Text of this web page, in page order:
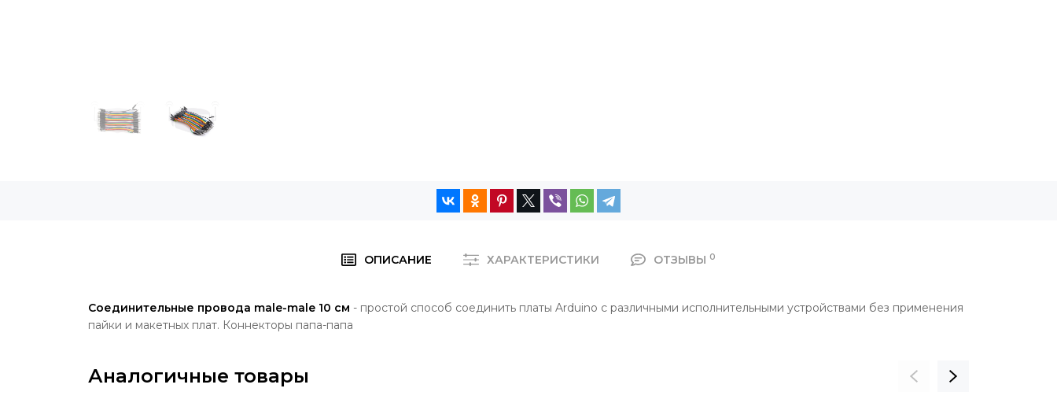
ОПИСАНИЕ ХАРАКТЕРИСТИКИ ОТЗЫВЫ 0
Соединительные провода male-male 10 см - простой способ соединить платы Arduino с различными исполнительными устройствами без применения
пайки и макетных плат. Коннекторы папа-папа
Аналогичные товары